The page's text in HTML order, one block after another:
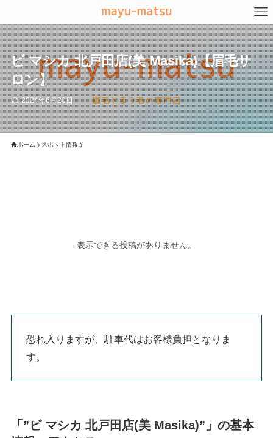
ビ マシカ 北戸田店(美 Masika)【眉毛サ
ロン】
2024年6月20日
ホーム スポット情報
恐れ入りますが、駐車代はお客様負担となりま
す。
「”ビ マシカ 北戸田店(美 Masika)”」の基本